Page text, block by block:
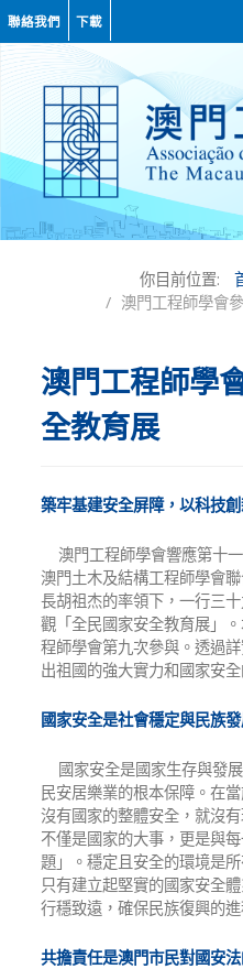
聯絡我們 下載
你目前位置:
澳門工程師學會
澳門工程師學
全教育展
築牢基建安全屏障，以科技
澳門工程師學會響應第十
澳門土木及結構工程師學會
長胡祖杰的率領下，一行三
觀「全民國家安全教育展」
程師學會第九次參與。透過
出祖國的強大實力和國家安全
國家安全是社會穩定與民族
國家安全是國家生存與發
民安居樂業的根本保障。在
沒有國家的整體安全，就沒
不僅是國家的大事，更是與
題」。穩定且安全的環境是
只有建立起堅實的國家安全
行穩致遠，確保民族復興的
共擔責任是澳門市民對國安